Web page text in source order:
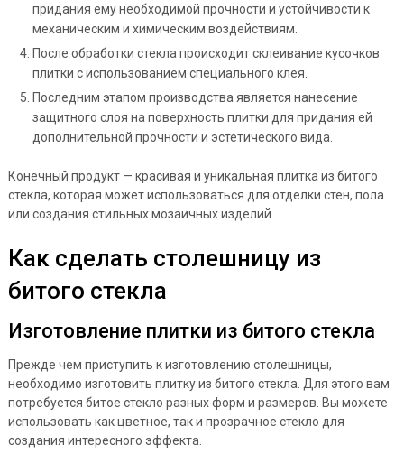
придания ему необходимой прочности и устойчивости к
механическим и химическим воздействиям.
После обработки стекла происходит склеивание кусочков
плитки с использованием специального клея.
Последним этапом производства является нанесение
защитного слоя на поверхность плитки для придания ей
дополнительной прочности и эстетического вида.
Конечный продукт — красивая и уникальная плитка из битого
стекла, которая может использоваться для отделки стен, пола
или создания стильных мозаичных изделий.
Как сделать столешницу из
битого стекла
Изготовление плитки из битого стекла
Прежде чем приступить к изготовлению столешницы,
необходимо изготовить плитку из битого стекла. Для этого вам
потребуется битое стекло разных форм и размеров. Вы можете
использовать как цветное, так и прозрачное стекло для
создания интересного эффекта.